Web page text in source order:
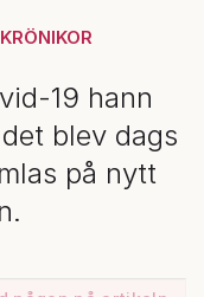
KRÖNIKOR
19 hann
blev dags
på nytt